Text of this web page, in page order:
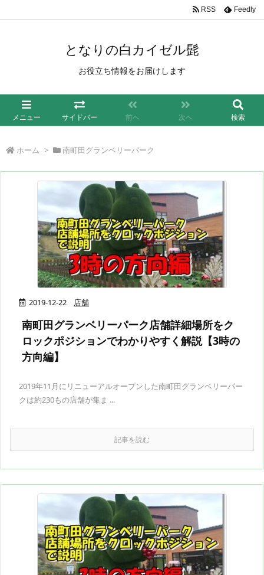
となりの白カイゼル髭
お役立ち情報をお届けします
メニュー サイドバー 前へ 次へ 検索
RSS Feedly
ホーム > 南町田グランベリーパーク
2019-12-22 店舗
南町田グランベリーパーク店舗詳細場所をク
ロックポジションでわかりやすく解説【3時の
方向編】
2019年11月にリニューアルオープンした南町田グランベリーパー
クは約230もの店舗が集ま ...
記事を読む